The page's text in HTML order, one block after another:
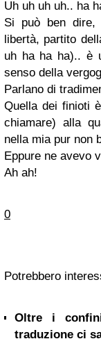
Uh uh uh uh.. ha
Si può ben dire,
libertà, partito
uh ha ha ha).. è
senso della
Parlano di
Quella dei finioti
chiamare) alla
nella mia pur non
Eppure ne avevo
Ah ah!
0
Potrebbero
Oltre i
traduzione ci